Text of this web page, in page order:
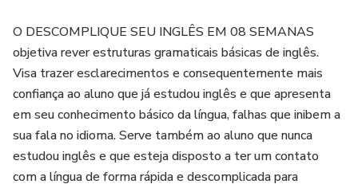
O DESCOMPLIQUE SEU INGLÊS EM 08 SEMANAS
objetiva rever estruturas gramaticais básicas de inglês.
Visa trazer esclarecimentos e consequentemente mais
confiança ao aluno que já estudou inglês e que apresenta
em seu conhecimento básico da língua, falhas que inibem a
sua fala no idioma. Serve também ao aluno que nunca
estudou inglês e que esteja disposto a ter um contato
com a língua de forma rápida e descomplicada para